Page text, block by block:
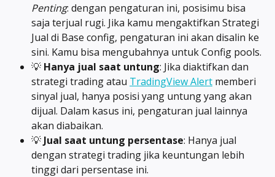
Penting: dengan pengaturan ini, posisimu bisa
saja terjual rugi. Jika kamu mengaktifkan Strategi
Jual di Base config, pengaturan ini akan disalin ke
sini. Kamu bisa mengubahnya untuk Config pools.
💡 Hanya jual saat untung: Jika diaktifkan dan
strategi trading atau TradingView Alert memberi
sinyal jual, hanya posisi yang untung yang akan
dijual. Dalam kasus ini, pengaturan jual lainnya
akan diabaikan.
💡 Jual saat untung persentase: Hanya jual
dengan strategi trading jika keuntungan lebih
tinggi dari persentase ini.